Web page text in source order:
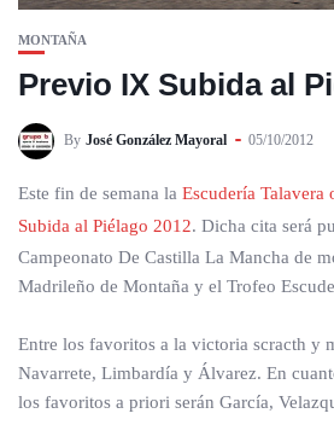
MONTAÑA
Previo IX Subida al
By José González Mayoral 05/10/2012
Este fin de semana la Escudería Talavera
Subida al Piélago 2012. Dicha cita será
Campeonato De Castilla La Mancha de
Madrileño de Montaña y el Trofeo
Entre los favoritos a la victoria scracth y
Navarrete, Limbardía y Álvarez. En
los favoritos a priori serán García,